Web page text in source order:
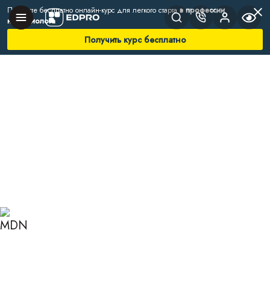
Получите бесплатно онлайн-курс для легкого стартав профессии
нутрициолога
Получить курс бесплатно